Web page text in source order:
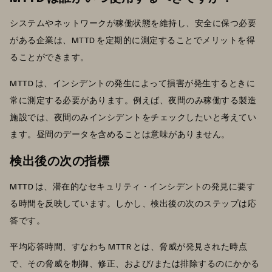
システムやネットワークが稼働状態を維持し、安全に保つ必要
がある企業は、MTTD を定期的に測定することでメリットを得
ることができます。
MTTD は、インシデントの発生によって損害が発生するときに
常に測定する必要があります。例えば、夜間のみ稼働する製造
施設では、夜間のみインシデントをチェックしたいと考えてい
ます。昼間のデータを含めることは意味がありません。
検出後の次の指標
MTTD は、潜在的なセキュリティ・インシデントの発見に要す
る時間を反映しています。しかし、検出後の次のステップは応
答です。
平均応答時間、すなわち MTTR とは、脅威が発見された時点
で、その脅威を制御、修正、および/または排除するのにかかる